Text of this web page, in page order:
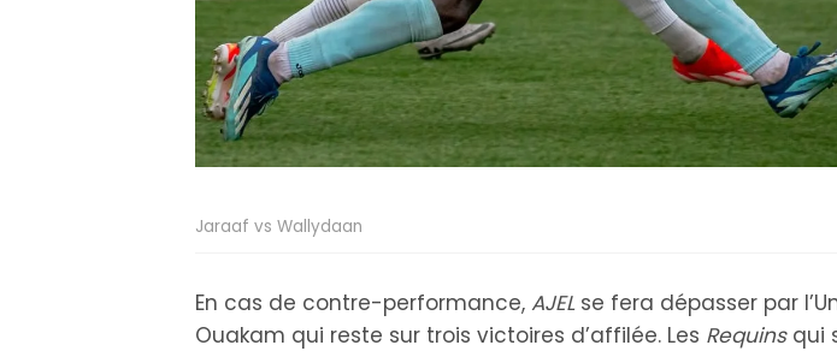
Jaraaf vs Wallydaan
En cas de contre-performance, AJEL se fera dépasser par
Ouakam qui reste sur trois victoires d’affilée. Les Requins qui